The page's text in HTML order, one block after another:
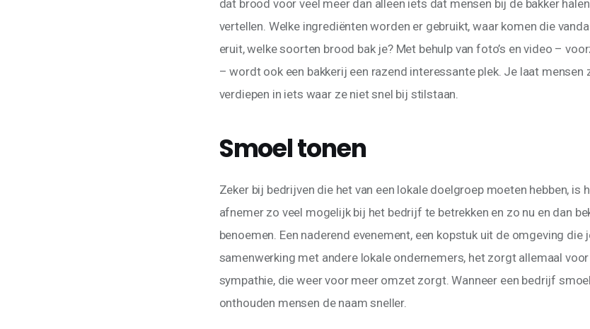
dat brood voor veel meer dan alleen iets dat mensen bij de bakker
vertellen. Welke ingrediënten worden er gebruikt, waar komen die
eruit, welke soorten brood bak je? Met behulp van foto’s en video –
– wordt ook een bakkerij een razend interessante plek. Je laat mensen
verdiepen in iets waar ze niet snel bij stilstaan.
Smoel tonen
Zeker bij bedrijven die het van een lokale doelgroep moeten hebben, is
afnemer zo veel mogelijk bij het bedrijf te betrekken en zo nu en dan
benoemen. Een naderend evenement, een kopstuk uit de omgeving die
samenwerking met andere lokale ondernemers, het zorgt allemaal
sympathie, die weer voor meer omzet zorgt. Wanneer een bedrijf
onthouden mensen de naam sneller.